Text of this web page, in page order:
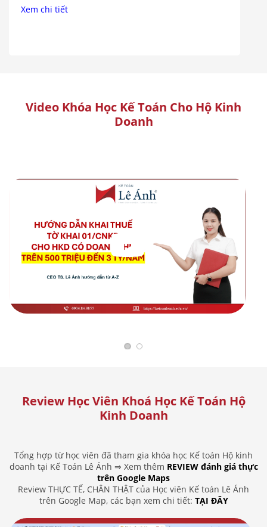
Xem chi tiết
Video Khóa Học Kế Toán Cho Hộ Kinh
Doanh
Review Học Viên Khoá Học Kế Toán Hộ
Kinh Doanh
Tổng hợp từ học viên đã tham gia khóa học Kế toán Hộ kinh
doanh tại Kế Toán Lê Ánh ⇒ Xem thêm REVIEW đánh giá thực
trên Google Maps
Review THỰC TẾ, CHÂN THẬT của Học viên Kế toán Lê Ánh
trên Google Map, các bạn xem chi tiết: TẠI ĐÂY